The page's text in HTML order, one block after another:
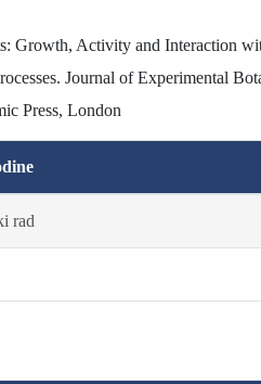
Growth, Activity and Interaction
Journal of Experimental
Press, London
rad